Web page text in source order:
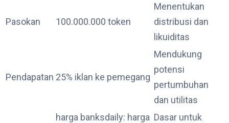
Pasokan 100.000.000 token
Menentukan
distribusi dan
likuiditas
Pendapatan 25% iklan ke pemegang
Mendukung
potensi
pertumbuhan
dan utilitas
harga banksdaily: harga Dasar untuk